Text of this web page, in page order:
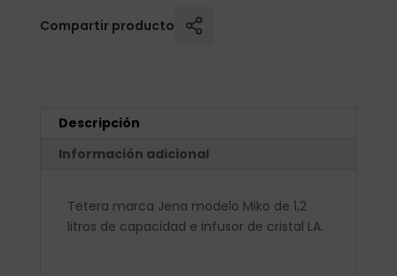
Compartir producto
Descripción
Información adicional
Tetera marca Jena modelo Miko de 1,2
litros de capacidad e infusor de cristal LA.